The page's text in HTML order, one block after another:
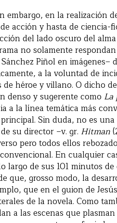
embargo, en la realización
acción y hasta de
del lado oscuro del
no solamente
Piñol en
a la voluntad de
héroe y villano. O dicho
denso y sugerente como La
a la línea temática más
Sin duda, no es
su director –v. gr. Hitman
pero todos ellos
En cualquier
largo de sus 101 minutos
que, grosso modo, la
que en el guion de
de la novela. Como
a las escenas que